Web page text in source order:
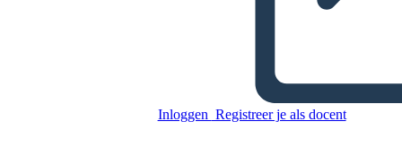
Inloggen Registreer je als docent
Untitled Storyboard